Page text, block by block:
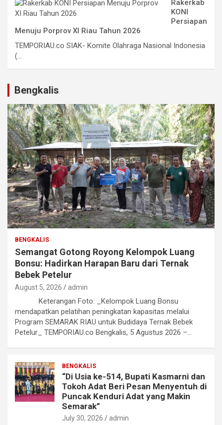
Rakerkab
KONI
Persiapan
Menuju Porprov XI Riau Tahun 2026
TEMPORIAU.co SIAK- Komite Olahraga Nasional Indonesia
(...
Bengkalis
BENGKALIS
Semangat Gotong Royong Kelompok Luang
Bonsu: Hadirkan Harapan Baru dari Ternak
Bebek Petelur
August 5, 2026 admin
Keterangan Foto: _Kelompok Luang Bonsu
mendapatkan pelatihan peningkatan kapasitas melalui
Program SEMARAK RIAU untuk Budidaya Ternak Bebek
Petelur_ TEMPORIAU.co Bengkalis, 5 Agustus 2026 –…
BENGKALIS
“Di Usia ke-514, Bupati Kasmarni dan
Tokoh Adat Beri Pesan Menyentuh di
Puncak Kenduri Adat yang Makin
Semarak”
July 30, 2026 admin